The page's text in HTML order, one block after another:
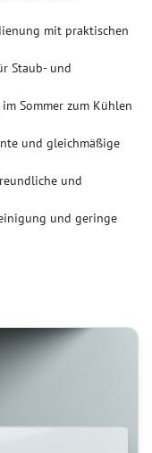
mit praktischen
Staub- und
Sommer zum Kühlen
und gleichmäßige
und
und geringe